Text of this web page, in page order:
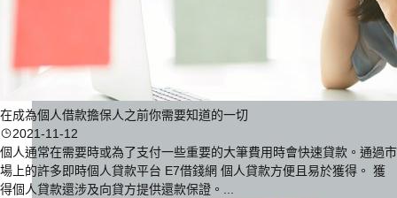
在成為個人借款擔保人之前你需要知道的一切
2021-11-12
個人通常在需要時或為了支付一些重要的大筆費用時會快速貸款。通過市
場上的許多即時個人貸款平台 E7借錢網 個人貸款方便且易於獲得。 獲
得個人貸款還涉及向貸方提供還款保證。...